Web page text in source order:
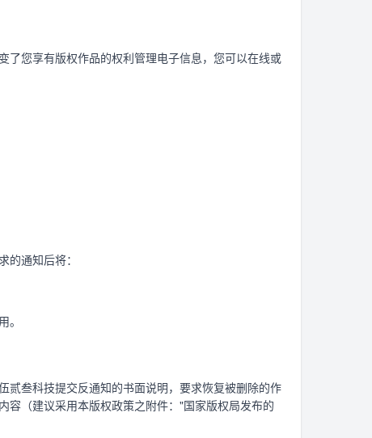
了您享有版权作品的权利管理电子信息，您可以在线或
通知后将：
贰叁科技提交反通知的书面说明，要求恢复被删除的作
容（建议采用本版权政策之附件："国家版权局发布的